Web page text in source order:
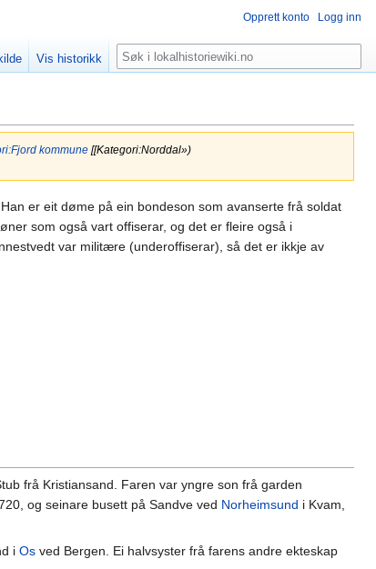
kommune[[Kategori:Norddal»)
er eit døme på ein bondeson som avanserte frå soldat
som også vart offiserar, og det er fleire også i
var militære (underoffiserar), så det er ikkje av
frå Kristiansand. Faren var yngre son frå garden
og seinare busett på Sandve ved Norheimsund i Kvam,
i Os ved Bergen. Ei halvsyster frå farens andre ekteskap
Opprett konto Logg inn
Vis historikk Søk